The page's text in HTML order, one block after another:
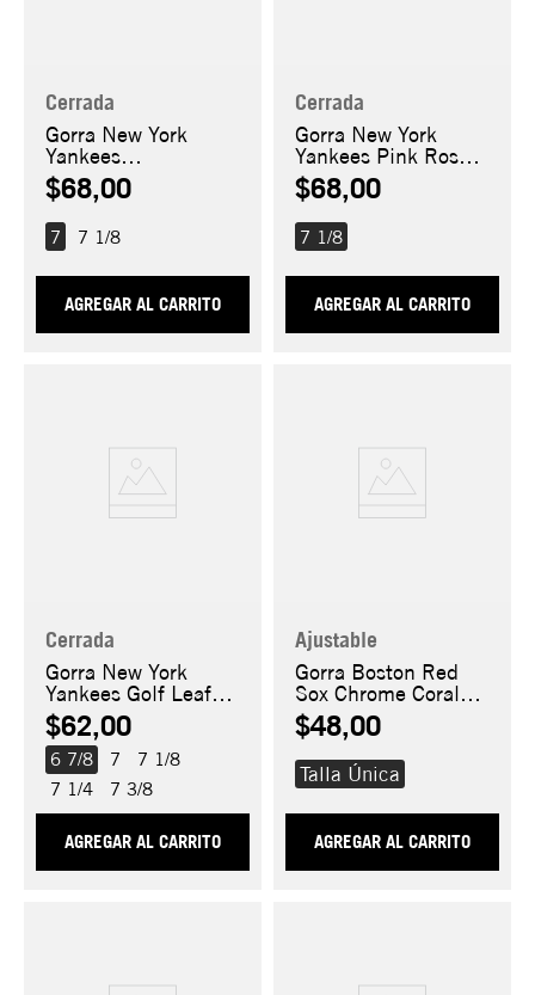
Cerrada
Gorra New York
Yankees
Sakuranagashi
59FIFTY
$68,00
7 7 1/8
AGREGAR AL CARRITO
Cerrada
Gorra New York
Yankees Pink Rose
59FIFTY
$68,00
7 1/8
AGREGAR AL CARRITO
Cerrada
Gorra New York
Yankees Golf Leaf
59FIFTY
$62,00
6 7/8
7
7 1/4
7 1/8
7 3/8
AGREGAR AL CARRITO
Ajustable
Gorra Boston Red
Sox Chrome Coral
9FORTY A-Frame
$48,00
Talla Única
AGREGAR AL CARRITO